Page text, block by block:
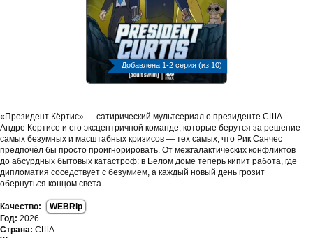
Добавлена 1-2 серия (из 10)
«Президент Кёртис» — сатирический мультсериал о президенте США
Андре Кертисе и его эксцентричной команде, которые берутся за решение
самых безумных и масштабных кризисов — тех самых, что Рик Санчес
предпочёл бы просто проигнорировать. От межгалактических конфликтов
до абсурдных бытовых катастроф: в Белом доме теперь кипит работа, где
дипломатия соседствует с безумием, а каждый новый день грозит
обернуться концом света.
Качество:
WEBRip
Год: 2026
Страна: США